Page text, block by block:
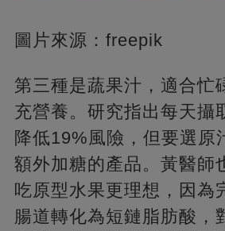
圖片來源：freepik
第三種是蔬果汁，適合忙
充營養。研究指出每天攝
降低19%風險，但要選原
額外加糖的產品。黃醫師
吃原型水果更理想，因為
腸道轉化為短鏈脂肪酸，